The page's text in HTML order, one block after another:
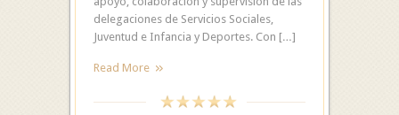
delegaciones de Servicios Sociales,
Juventud e Infancia y Deportes. Con […]
Read More